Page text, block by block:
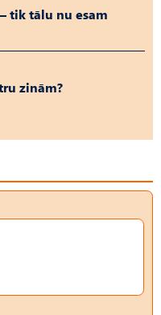
tik tālu nu esam
zinām?